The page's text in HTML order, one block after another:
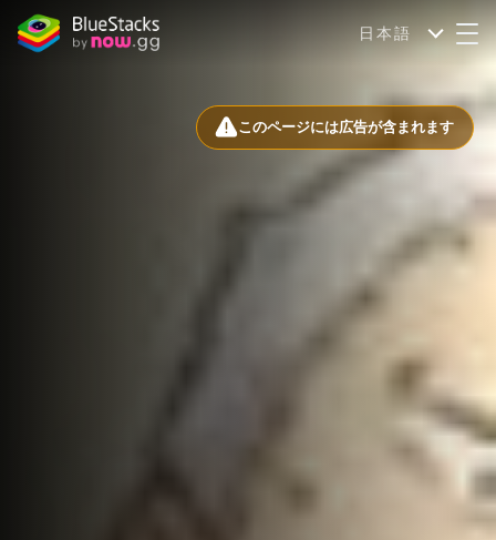
日本語
このページには広告が含まれます